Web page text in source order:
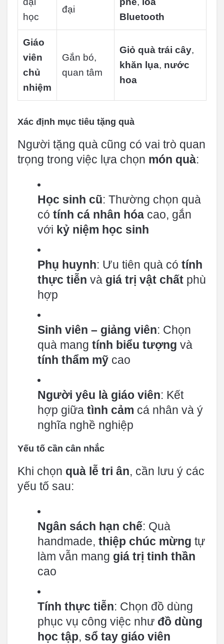
học
đại
Bluetooth
Giáo
viên
chủ
nhiệm
Gắn bó,
quan tâm
Giỏ quà trái cây,
khăn lụa, nước
hoa
Xác định mục tiêu tặng quà
Người tặng quà cũng có vai trò quan
trọng trong việc lựa chọn món quà:
Học sinh cũ: Thường chọn quà
có tính cá nhân hóa cao, gắn
với kỷ niệm học sinh
Phụ huynh: Ưu tiên quà có tính
thực tiễn và giá trị vật chất phù
hợp
Sinh viên – giảng viên: Chọn
quà mang tính biểu tượng và
tính thẩm mỹ cao
Người yêu là giáo viên: Kết
hợp giữa tình cảm cá nhân và ý
nghĩa nghề nghiệp
Yếu tố cần cân nhắc
Khi chọn quà lễ tri ân, cần lưu ý các
yếu tố sau:
Ngân sách hạn chế: Quà
handmade, thiệp chúc mừng tự
làm vẫn mang giá trị tinh thần
cao
Tính thực tiễn: Chọn đồ dùng
phục vụ công việc như đồ dùng
học tập, sổ tay giáo viên